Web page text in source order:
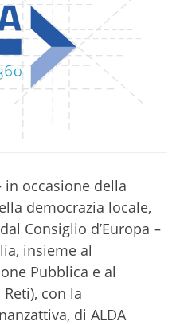
in occasione della
democrazia locale,
Consiglio d’Europa –
insieme al
Pubblica e al
con la
di ALDA